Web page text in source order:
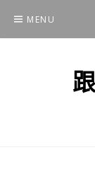
content
MENU